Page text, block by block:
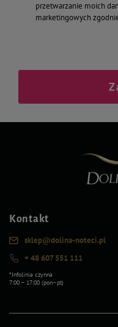
przetwarzanie moich
marketingowych
Kontakt
sklep@dolina-noteci.pl
+ 48 607 551 111
*Infolinia czynna
7:00 – 17:00 (pon–pt)